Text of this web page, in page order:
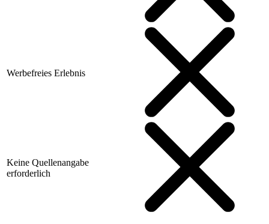
Werbefreies Erlebnis
Keine Quellenangabe
erforderlich